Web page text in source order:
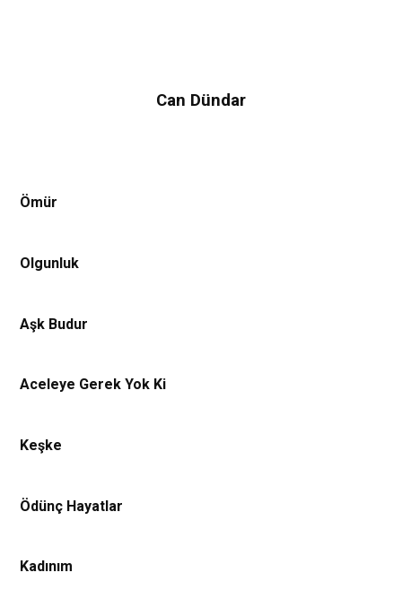
Can Dündar
Ömür
Olgunluk
Aşk Budur
Aceleye Gerek Yok Ki
Keşke
Ödünç Hayatlar
Kadınım